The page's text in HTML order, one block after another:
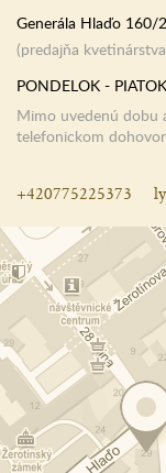
Generála Hlaďo 160/
(predajňa
PONDELOK -
Mimo uvedenú dobu
telefonickom
+420775225373